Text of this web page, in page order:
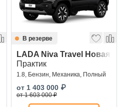
В резерве
LADA Niva Travel Новая
Практик
1.8, Бензин, Механика, Полный
от 1 403 000 ₽
от 1 603 000 ₽